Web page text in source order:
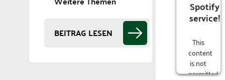
BEITRAG LESEN
Spotify
service!
This
content
is not
permitted